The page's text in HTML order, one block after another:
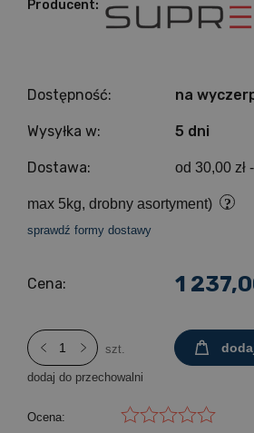
Producent:
Dostępność: na
Wysyłka w: 5 dni
Dostawa: od 30,00 zł
max 5kg, drobny asortyment)
sprawdź formy dostawy
Cena: 1
szt.
dodaj do przechowalni
Ocena: